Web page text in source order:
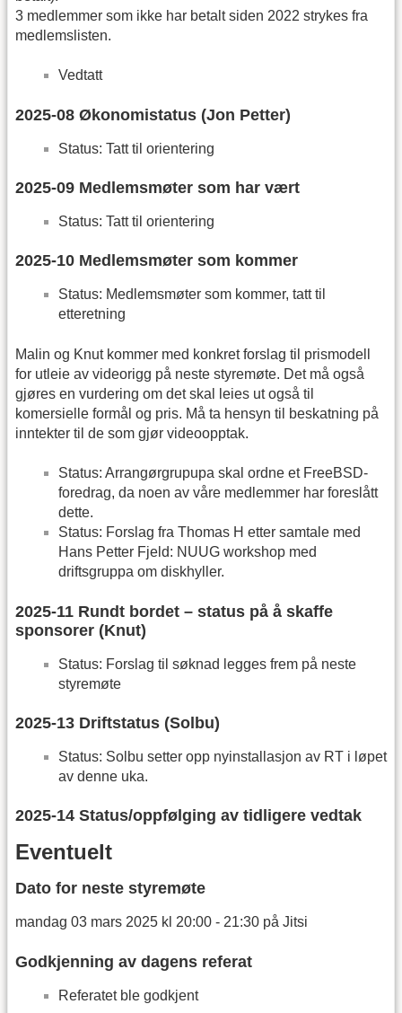
3 medlemmer som ikke har betalt siden 2022 strykes fra
medlemslisten.
Vedtatt
2025-08 Økonomistatus (Jon Petter)
Status: Tatt til orientering
2025-09 Medlemsmøter som har vært
Status: Tatt til orientering
2025-10 Medlemsmøter som kommer
Status: Medlemsmøter som kommer, tatt til
etteretning
Malin og Knut kommer med konkret forslag til prismodell
for utleie av videorigg på neste styremøte. Det må også
gjøres en vurdering om det skal leies ut også til
komersielle formål og pris. Må ta hensyn til beskatning på
inntekter til de som gjør videoopptak.
Status: Arrangørgrupupa skal ordne et FreeBSD-
foredrag, da noen av våre medlemmer har foreslått
dette.
Status: Forslag fra Thomas H etter samtale med
Hans Petter Fjeld: NUUG workshop med
driftsgruppa om diskhyller.
2025-11 Rundt bordet – status på å skaffe
sponsorer (Knut)
Status: Forslag til søknad legges frem på neste
styremøte
2025-13 Driftstatus (Solbu)
Status: Solbu setter opp nyinstallasjon av RT i løpet
av denne uka.
2025-14 Status/oppfølging av tidligere vedtak
Eventuelt
Dato for neste styremøte
mandag 03 mars 2025 kl 20:00 - 21:30 på Jitsi
Godkjenning av dagens referat
Referatet ble godkjent